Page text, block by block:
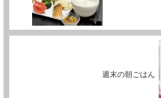
週末の朝ごはん